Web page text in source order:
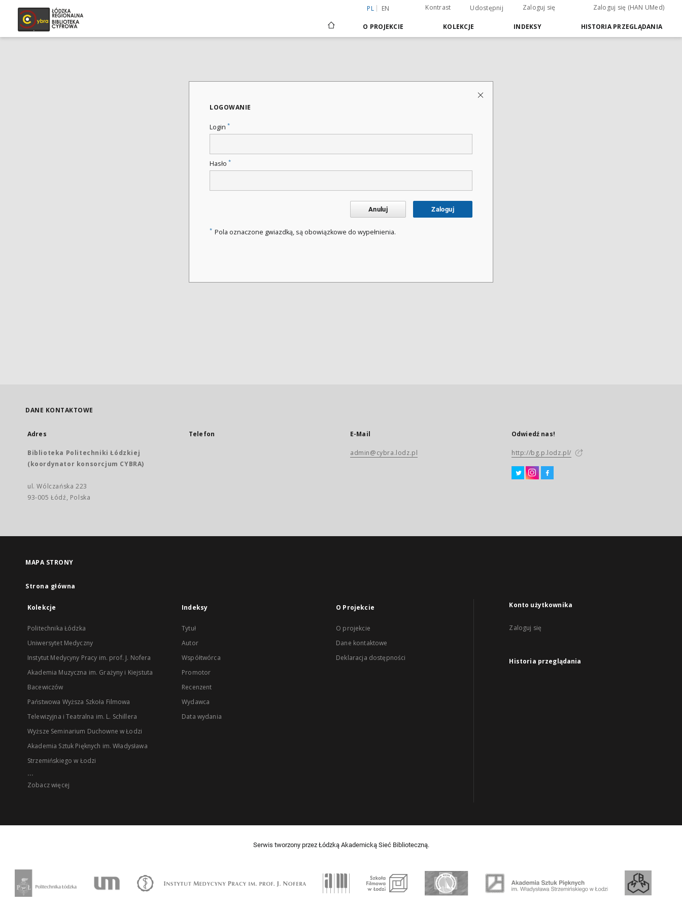
PL EN Kontrast Udostępnij Zaloguj się Zaloguj się (HAN UMed)
O PROJEKCIE KOLEKCJE INDEKSY HISTORIA PRZEGLĄDANIA
LOGOWANIE
Login *
Hasło *
Anuluj Zaloguj
* Pola oznaczone gwiazdką, są obowiązkowe do wypełnienia.
DANE KONTAKTOWE
Adres
Biblioteka Politechniki Łódzkiej
(koordynator konsorcjum CYBRA)
ul. Wólczańska 223
93-005 Łódź, Polska
Telefon E-Mail
admin@cybra.lodz.pl
Odwiedź nas!
http://bg.p.lodz.pl/
MAPA STRONY
Strona główna
Kolekcje
Politechnika Łódzka
Uniwersytet Medyczny
Instytut Medycyny Pracy im. prof. J. Nofera
Akademia Muzyczna im. Grażyny i Kiejstuta
Bacewiczów
Państwowa Wyższa Szkoła Filmowa
Telewizyjna i Teatralna im. L. Schillera
Wyższe Seminarium Duchowne w Łodzi
Akademia Sztuk Pięknych im. Władysława
Strzemińskiego w Łodzi
...
Zobacz więcej
Indeksy
Tytuł
Autor
Współtwórca
Promotor
Recenzent
Wydawca
Data wydania
O Projekcie
O projekcie
Dane kontaktowe
Deklaracja dostępności
Konto użytkownika
Zaloguj się
Historia przeglądania
Serwis tworzony przez Łódzką Akademicką Sieć Biblioteczną.